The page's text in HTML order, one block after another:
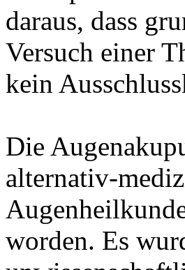
daraus, dass
Versuch einer
kein
Die
alternativ-
worden. Es